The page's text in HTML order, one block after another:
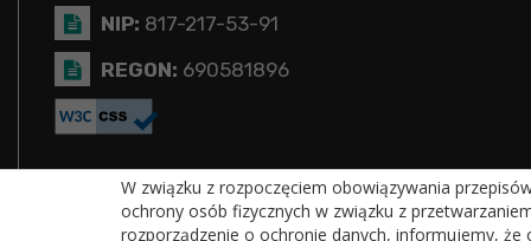
NIP: 817-217-53-91
REGON: 690581896
W związku z rozpoczęciem obowiązywania
ochrony osób fizycznych w związku z
rozporządzenie o ochronie danych, informujemy,